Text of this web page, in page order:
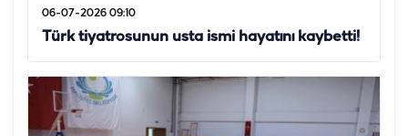
06-07-2026 09:10
Türk tiyatrosunun usta ismi hayatını kaybetti!